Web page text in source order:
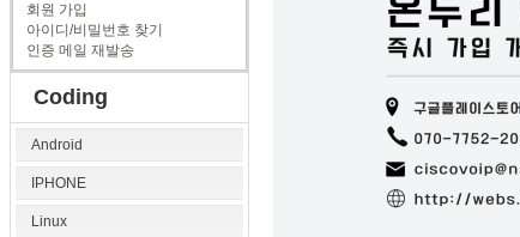
회원 가입
아이디/비밀번호 찾기
인증 메일 재발송
Coding
Android
IPHONE
Linux